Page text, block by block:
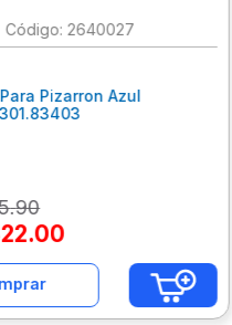
: 2640027
Pizarron Azul
.90
22.00